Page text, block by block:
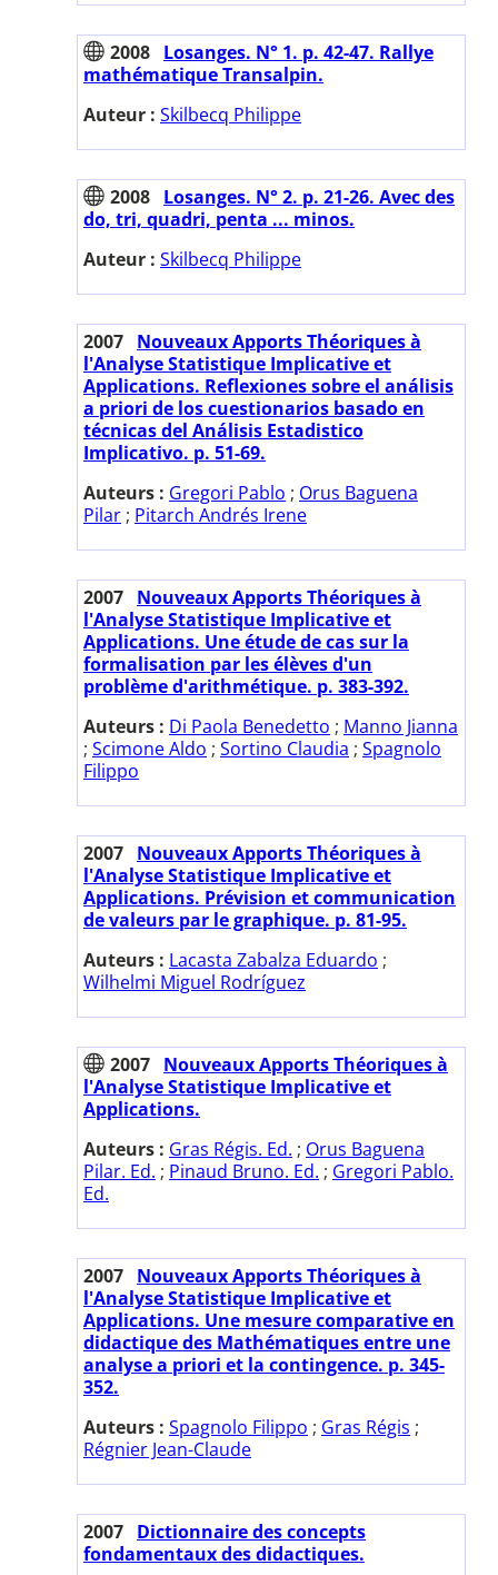
2008 Losanges. N° 1. p. 42-47. Rallye
mathématique Transalpin.
Auteur : Skilbecq Philippe
2008 Losanges. N° 2. p. 21-26. Avec des
do, tri, quadri, penta ... minos.
Auteur : Skilbecq Philippe
2007 Nouveaux Apports Théoriques à
l'Analyse Statistique Implicative et
Applications. Reflexiones sobre el análisis
a priori de los cuestionarios basado en
técnicas del Análisis Estadistico
Implicativo. p. 51-69.
Auteurs : Gregori Pablo ; Orus Baguena
Pilar ; Pitarch Andrés Irene
2007 Nouveaux Apports Théoriques à
l'Analyse Statistique Implicative et
Applications. Une étude de cas sur la
formalisation par les élèves d'un
problème d'arithmétique. p. 383-392.
Auteurs : Di Paola Benedetto ; Manno Jianna
; Scimone Aldo ; Sortino Claudia ; Spagnolo
Filippo
2007 Nouveaux Apports Théoriques à
l'Analyse Statistique Implicative et
Applications. Prévision et communication
de valeurs par le graphique. p. 81-95.
Auteurs : Lacasta Zabalza Eduardo ;
Wilhelmi Miguel Rodríguez
2007 Nouveaux Apports Théoriques à
l'Analyse Statistique Implicative et
Applications.
Auteurs : Gras Régis. Ed. ; Orus Baguena
Pilar. Ed. ; Pinaud Bruno. Ed. ; Gregori Pablo.
Ed.
2007 Nouveaux Apports Théoriques à
l'Analyse Statistique Implicative et
Applications. Une mesure comparative en
didactique des Mathématiques entre une
analyse a priori et la contingence. p. 345-
352.
Auteurs : Spagnolo Filippo ; Gras Régis ;
Régnier Jean-Claude
2007 Dictionnaire des concepts
fondamentaux des didactiques.